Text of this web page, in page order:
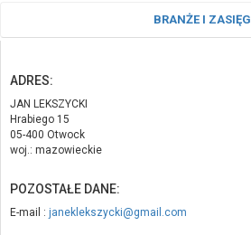
BRANŻE I ZASIĘG
ADRES:
JAN LEKSZYCKI
Hrabiego 15
05-400 Otwock
woj.: mazowieckie
POZOSTAŁE DANE:
E-mail : janeklekszycki@gmail.com